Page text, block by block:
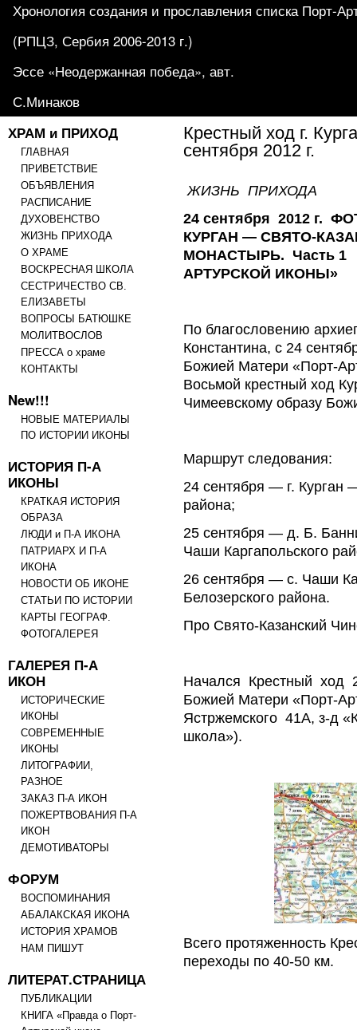
Хронология создания и прославления списка Порт-
(РПЦЗ, Сербия 2006-2013 г.)
Эссе «Неодержанная победа», авт.
С.Минаков
ХРАМ и ПРИХОД
ГЛАВНАЯ
ПРИВЕТСТВИЕ
ОБЪЯВЛЕНИЯ
РАСПИСАНИЕ
ДУХОВЕНСТВО
ЖИЗНЬ ПРИХОДА
О ХРАМЕ
ВОСКРЕСНАЯ ШКОЛА
СЕСТРИЧЕСТВО СВ.
ЕЛИЗАВЕТЫ
ВОПРОСЫ БАТЮШКЕ
МОЛИТВОСЛОВ
ПРЕССА о храме
КОНТАКТЫ
New!!!
НОВЫЕ МАТЕРИАЛЫ
ПО ИСТОРИИ ИКОНЫ
ИСТОРИЯ П-А
ИКОНЫ
КРАТКАЯ ИСТОРИЯ
ОБРАЗА
ЛЮДИ и П-А ИКОНА
ПАТРИАРХ И П-А
ИКОНА
НОВОСТИ ОБ ИКОНЕ
СТАТЬИ ПО ИСТОРИИ
КАРТЫ ГЕОГРАФ.
ФОТОГАЛЕРЕЯ
ГАЛЕРЕЯ П-А
ИКОН
ИСТОРИЧЕСКИЕ
ИКОНЫ
СОВРЕМЕННЫЕ
ИКОНЫ
ЛИТОГРАФИИ,
РАЗНОЕ
ЗАКАЗ П-А ИКОН
ПОЖЕРТВОВАНИЯ П-А
ИКОН
ДЕМОТИВАТОРЫ
ФОРУМ
ВОСПОМИНАНИЯ
АБАЛАКСКАЯ ИКОНА
ИСТОРИЯ ХРАМОВ
НАМ ПИШУТ
ЛИТЕРАТ.СТРАНИЦА
ПУБЛИКАЦИИ
КНИГА «Правда о Порт-
Крестный ход г.
сентября 2012 г.
ЖИЗНЬ ПРИХОДА
24 сентября 2012 г.
КУРГАН — СВЯТО-
МОНАСТЫРЬ. Часть
АРТУРСКОЙ ИКОНЫ»
По благословению
Константина, с 24
Божией Матери «Порт-
Восьмой крестный ход
Чимеевскому образу
Маршрут следования:
24 сентября — г. Курган
района;
25 сентября — д. Б.
Чаши Каргапольского
26 сентября — с. Чаши
Белозерского района.
Про Свято-Казанский
Начался Крестный ход
Божией Матери «Порт-
Ястржемского 41А, з-д
школа»).
Всего протяженность
переходы по 40-50 км.